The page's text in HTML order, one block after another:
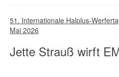
51. Internationale Halplus-
Mai 2026
Jette Strauß wirft